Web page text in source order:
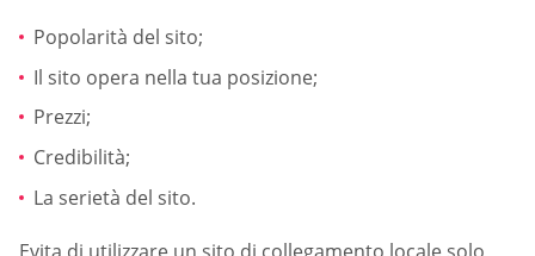
Popolarità del sito;
Il sito opera nella tua posizione;
Prezzi;
Credibilità;
La serietà del sito.